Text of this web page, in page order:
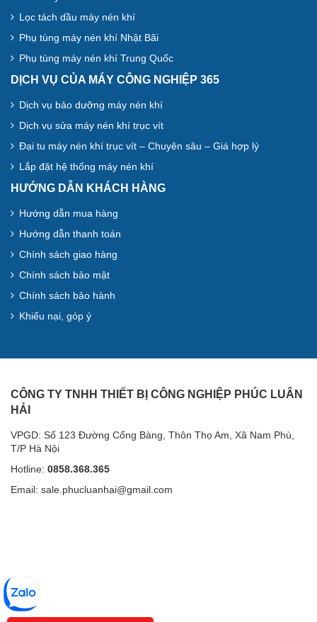
Lọc tách dầu máy nén khí
Phụ tùng máy nén khí Nhật Bãi
Phụ tùng máy nén khí Trung Quốc
DỊCH VỤ CỦA MÁY CÔNG NGHIỆP 365
Dịch vụ bảo dưỡng máy nén khí
Dịch vụ sửa máy nén khí trục vít
Đại tu máy nén khí trục vít – Chuyên sâu – Giá hợp lý
Lắp đặt hệ thống máy nén khí
HƯỚNG DẪN KHÁCH HÀNG
Hướng dẫn mua hàng
Hướng dẫn thanh toán
Chính sách giao hàng
Chính sách bảo mật
Chính sách bảo hành
Khiếu nại, góp ý
CÔNG TY TNHH THIẾT BỊ CÔNG NGHIỆP PHÚC LUÂN
HẢI
VPGD: Số 123 Đường Cổng Bàng, Thôn Thọ Am, Xã Nam Phù,
T/P Hà Nội
Hotline: 0858.368.365
Email: sale.phucluanhai@gmail.com